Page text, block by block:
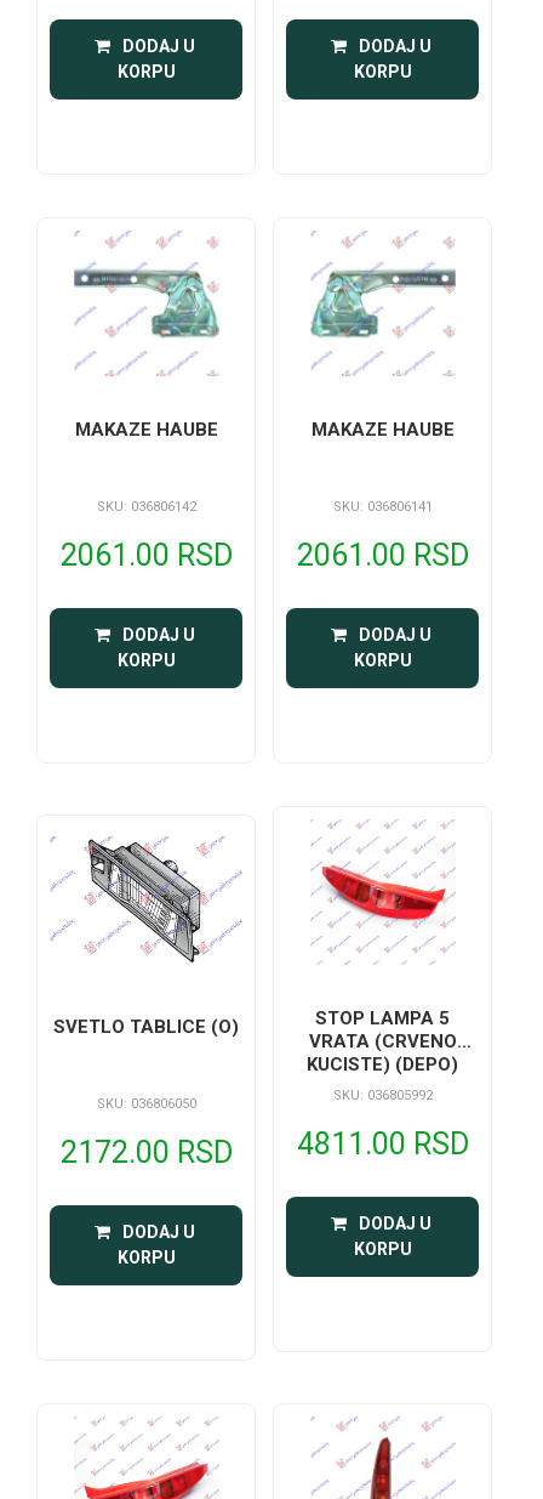
DODAJ U
KORPU
DODAJ U
KORPU
MAKAZE HAUBE
SKU: 036806142
2061.00 RSD
DODAJ U
KORPU
MAKAZE HAUBE
SKU: 036806141
2061.00 RSD
DODAJ U
KORPU
SVETLO TABLICE (O)
SKU: 036806050
2172.00 RSD
DODAJ U
KORPU
STOP LAMPA 5
VRATA (CRVENO
KUCISTE) (DEPO)
SKU: 036805992
4811.00 RSD
DODAJ U
KORPU